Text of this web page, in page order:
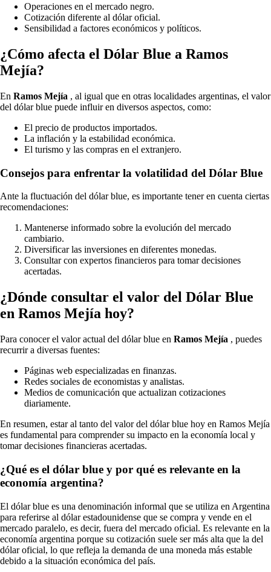
Operaciones en el mercado negro.
Cotización diferente al dólar oficial.
Sensibilidad a factores económicos y políticos.
¿Cómo afecta el Dólar Blue a Ramos
Mejía?
En Ramos Mejía , al igual que en otras localidades argentinas, el valor
del dólar blue puede influir en diversos aspectos, como:
El precio de productos importados.
La inflación y la estabilidad económica.
El turismo y las compras en el extranjero.
Consejos para enfrentar la volatilidad del Dólar Blue
Ante la fluctuación del dólar blue, es importante tener en cuenta ciertas
recomendaciones:
Mantenerse informado sobre la evolución del mercado
cambiario.
Diversificar las inversiones en diferentes monedas.
Consultar con expertos financieros para tomar decisiones
acertadas.
¿Dónde consultar el valor del Dólar Blue
en Ramos Mejía hoy?
Para conocer el valor actual del dólar blue en Ramos Mejía , puedes
recurrir a diversas fuentes:
Páginas web especializadas en finanzas.
Redes sociales de economistas y analistas.
Medios de comunicación que actualizan cotizaciones
diariamente.
En resumen, estar al tanto del valor del dólar blue hoy en Ramos Mejía
es fundamental para comprender su impacto en la economía local y
tomar decisiones financieras acertadas.
¿Qué es el dólar blue y por qué es relevante en la
economía argentina?
El dólar blue es una denominación informal que se utiliza en Argentina
para referirse al dólar estadounidense que se compra y vende en el
mercado paralelo, es decir, fuera del mercado oficial. Es relevante en la
economía argentina porque su cotización suele ser más alta que la del
dólar oficial, lo que refleja la demanda de una moneda más estable
debido a la situación económica del país.